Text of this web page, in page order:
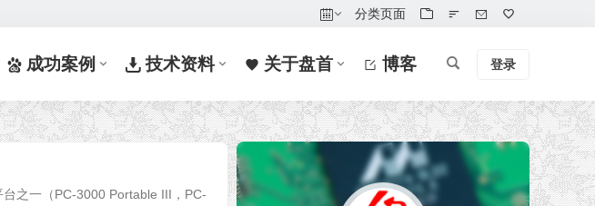
分类页面
成功案例 技术资料 关于盘首 博客 登录
之一（PC-3000 Portable III，PC-